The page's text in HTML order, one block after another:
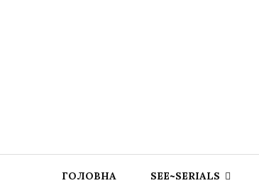
ГОЛОВНА SEE~SERIALS